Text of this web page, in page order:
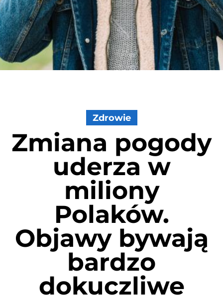
Zdrowie
Zmiana pogody
uderza w
miliony
Polaków.
Objawy bywają
bardzo
dokuczliwe